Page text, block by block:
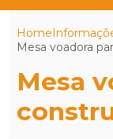
Home
Mesa voadora
Mesa